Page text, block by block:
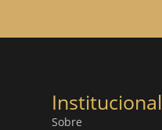
Institucional
Sobre